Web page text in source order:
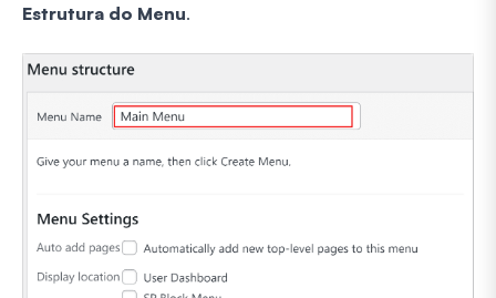
Estrutura do Menu.